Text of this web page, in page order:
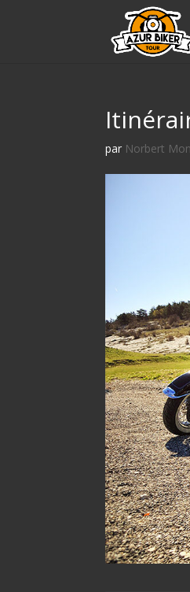
par Norbert